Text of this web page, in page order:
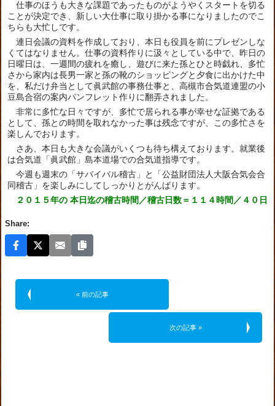
仕事のほうも大きな課題であったものがようやくスタートを切る
ことが決定でき、新しい大仕事に取り掛かる事になりましたのでこ
ちらも大忙しです。
連日会議の資料を作成しており、本日も役員を前にプレゼンしな
くてはなりません。仕事の資料作りに汲々としている中で、昨日の
日曜日は、一週間の疲れを癒し、遊びに来た孫とひと時戯れ、多忙
さから家内は長男一家と孫の靴のショッピングと夕食に出かけた中
を、私だけ弁当として眞武館の事務仕事と、高槻市合気道連盟の小
豆島合宿の案内パンフレット作りに翻弄されました。
非常に多忙な日々ですが、多忙で居られる事が幸せな証拠である
として、孫との時間を取れなかった事は残念ですが、この多忙さを
楽しんでおります。
さあ、本日も大きな会議がいくつも待ち構えております。就業後
は合気道「眞武館」島本道場での合気道指導です。
今週も週末の「サバイバル稽古」と「公益財団法人大阪合気会合
同稽古」を楽しみにしてしっかりとがんばります。
２０１５年の 本日迄の稽古時間／稽古日数＝１１４時間／４０日
Share:
« 前の記事
次の記事 »